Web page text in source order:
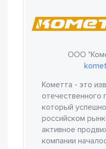
ООО
Кометта - это
отечественного
который
российском
активное
компании